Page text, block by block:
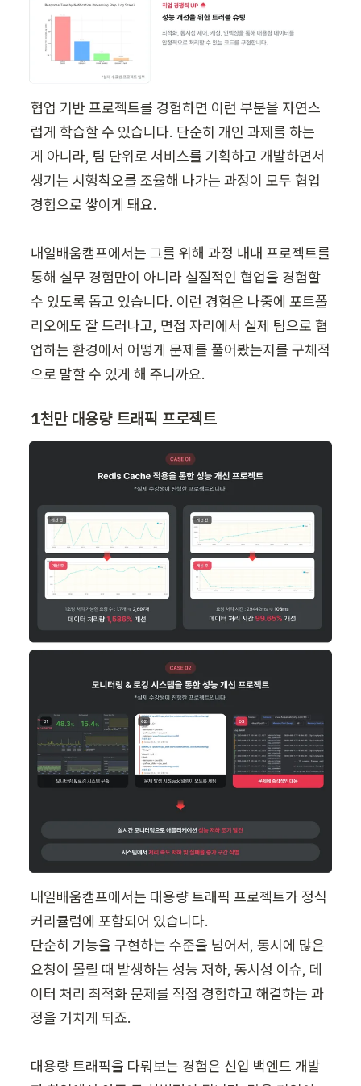
협업 기반 프로젝트를 경험하면 이런 부분을 자연스
럽게 학습할 수 있습니다. 단순히 개인 과제를 하는
게 아니라, 팀 단위로 서비스를 기획하고 개발하면서
생기는 시행착오를 조율해 나가는 과정이 모두 협업
경험으로 쌓이게 돼요.
내일배움캠프에서는 그를 위해 과정 내내 프로젝트를
통해 실무 경험만이 아니라 실질적인 협업을 경험할
수 있도록 돕고 있습니다. 이런 경험은 나중에 포트폴
리오에도 잘 드러나고, 면접 자리에서 실제 팀으로 협
업하는 환경에서 어떻게 문제를 풀어봤는지를 구체적
으로 말할 수 있게 해 주니까요.
1천만 대용량 트래픽 프로젝트
내일배움캠프에서는 대용량 트래픽 프로젝트가 정식
커리큘럼에 포함되어 있습니다.
단순히 기능을 구현하는 수준을 넘어서, 동시에 많은
요청이 몰릴 때 발생하는 성능 저하, 동시성 이슈, 데
이터 처리 최적화 문제를 직접 경험하고 해결하는 과
정을 거치게 되죠.
대용량 트래픽을 다뤄보는 경험은 신입 백엔드 개발